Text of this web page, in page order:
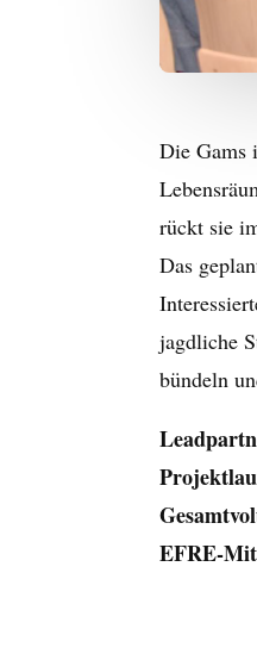
Die Gams
rückt sie
Das
jagdliche
bündeln
EFRE-